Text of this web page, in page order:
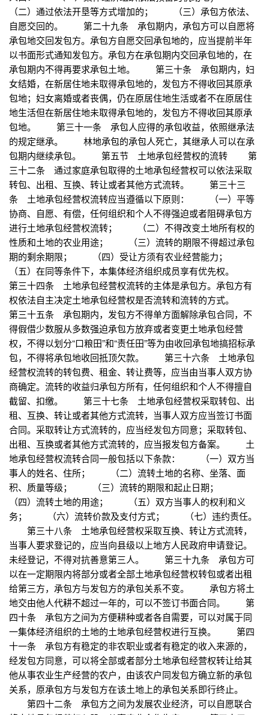
（二）通过依法开垦等方式增加的； （三）承包方依法、
自愿交回的。 第二十九条 承包期内，承包方可以自愿将
承包地交回发包方。承包方自愿交回承包地的，应当提前半年
以书面形式通知发包方。承包方在承包期内交回承包地的，在
承包期内不得再要求承包土地。 第三十条 承包期内，妇
女结婚，在新居住地未取得承包地的，发包方不得收回其原承
包地；妇女离婚或者丧偶，仍在原居住地生活或者不在原居住
地生活但在新居住地未取得承包地的，发包方不得收回其原承
包地。 第三十一条 承包人应得的承包收益，依照继承法
的规定继承。 林地承包的承包人死亡，其继承人可以在承
包期内继续承包。 第五节 土地承包经营权的流转 第
三十二条 通过家庭承包取得的土地承包经营权可以依法采取
转包、出租、互换、转让或者其他方式流转。 第三十三
条 土地承包经营权流转应当遵循以下原则： （一）平等
协商、自愿、有偿，任何组织和个人不得强迫或者阻碍承包方
进行土地承包经营权流转； （二）不得改变土地所有权的
性质和土地的农业用途； （三）流转的期限不得超过承包
期的剩余期限； （四）受让方须有农业经营能力；
（五）在同等条件下，本集体经济组织成员享有优先权。
第三十四条 土地承包经营权流转的主体是承包方。承包方有
权依法自主决定土地承包经营权是否流转和流转的方式。
第三十五条 承包期内，发包方不得单方面解除承包合同，不
得假借少数服从多数强迫承包方放弃或者变更土地承包经营
权，不得以划分“口粮田”和“责任田”等为由收回承包地搞招标承
包，不得将承包地收回抵顶欠款。 第三十六条 土地承包
经营权流转的转包费、租金、转让费等，应当由当事人双方协
商确定。流转的收益归承包方所有，任何组织和个人不得擅自
截留、扣缴。 第三十七条 土地承包经营权采取转包、出
租、互换、转让或者其他方式流转，当事人双方应当签订书面
合同。采取转让方式流转的，应当经发包方同意；采取转包、
出租、互换或者其他方式流转的，应当报发包方备案。 土
地承包经营权流转合同一般包括以下条款： （一）双方当
事人的姓名、住所； （二）流转土地的名称、坐落、面
积、质量等级； （三）流转的期限和起止日期；
（四）流转土地的用途； （五）双方当事人的权利和义
务； （六）流转价款及支付方式； （七）违约责任。
第三十八条 土地承包经营权采取互换、转让方式流转，
当事人要求登记的，应当向县级以上地方人民政府申请登记。
未经登记，不得对抗善意第三人。 第三十九条 承包方可
以在一定期限内将部分或者全部土地承包经营权转包或者出租
给第三方，承包方与发包方的承包关系不变。 承包方将土
地交由他人代耕不超过一年的，可以不签订书面合同。 第
四十条 承包方之间为方便耕种或者各自需要，可以对属于同
一集体经济组织的土地的土地承包经营权进行互换。 第四
十一条 承包方有稳定的非农职业或者有稳定的收入来源的，
经发包方同意，可以将全部或者部分土地承包经营权转让给其
他从事农业生产经营的农户，由该农户同发包方确立新的承包
关系，原承包方与发包方在该土地上的承包关系即行终止。
第四十二条 承包方之间为发展农业经济，可以自愿联合